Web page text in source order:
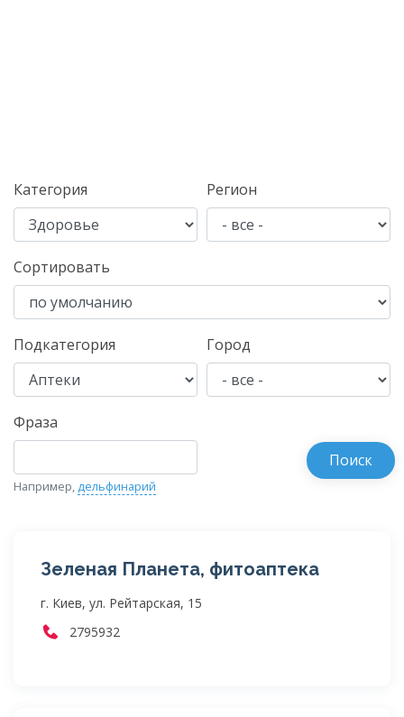
Категория Регион
Сортировать
Подкатегория Город
Фраза
Например, дельфинарий
Зеленая Планета, фитоаптека
г. Киев, ул. Рейтарская, 15
2795932